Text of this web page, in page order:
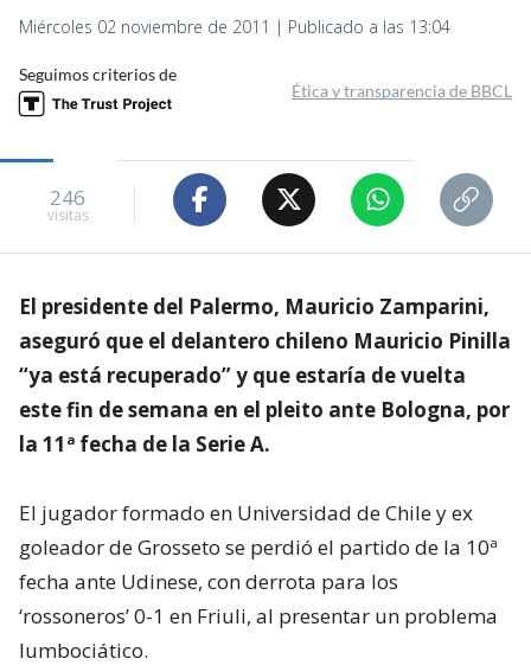
Miércoles 02 noviembre de 2011 | Publicado a las 13:04
Seguimos criterios de
Ética y transparencia de BBCL
246
visitas
El presidente del Palermo, Mauricio Zamparini,
aseguró que el delantero chileno Mauricio Pinilla
“ya está recuperado” y que estaría de vuelta
este fin de semana en el pleito ante Bologna, por
la 11ª fecha de la Serie A.
El jugador formado en Universidad de Chile y ex
goleador de Grosseto se perdió el partido de la 10ª
fecha ante Udinese, con derrota para los
‘rossoneros’ 0-1 en Friuli, al presentar un problema
lumbociático.